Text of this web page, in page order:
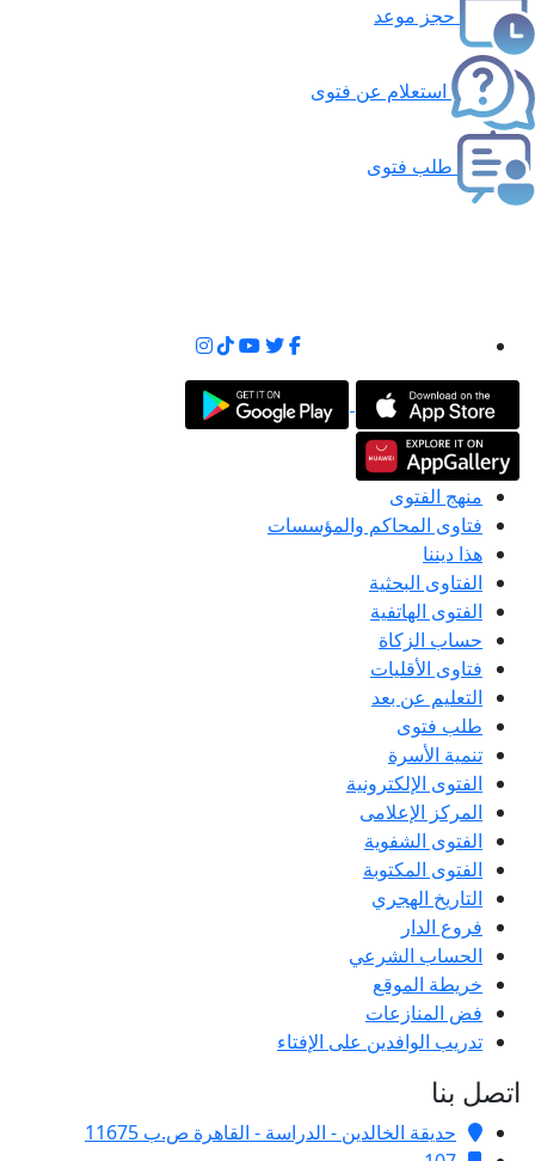
حجز موعد
استعلام عن فتوى
طلب فتوى
منهج الفتوى
فتاوى المحاكم والمؤسسات
هذا ديننا
الفتاوى البحثية
الفتوى الهاتفية
حساب الزكاة
فتاوى الأقليات
التعليم عن بعد
طلب فتوى
تنمية الأسرة
الفتوى الإلكترونية
المركز الإعلامى
الفتوى الشفوية
الفتوى المكتوبة
التاريخ الهجري
فروع الدار
الحساب الشرعي
خريطة الموقع
فض المنازعات
تدريب الوافدين على الإفتاء
اتصل بنا
حديقة الخالدين - الدراسة - القاهرة ص.ب 11675